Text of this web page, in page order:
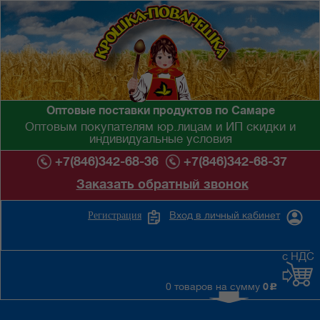
Оптовые поставки продуктов по Самаре
Оптовым покупателям юр.лицам и ИП скидки и
индивидуальные условия
+7(846)342-68-36
+7(846)342-68-37
Заказать обратный звонок
Вход в личный кабинет
Регистрация
0 товаров на сумму 0 c
с НДС